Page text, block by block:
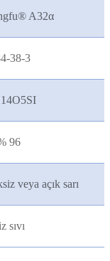
A32α
38-3
96
veya açık sarı
sıvı